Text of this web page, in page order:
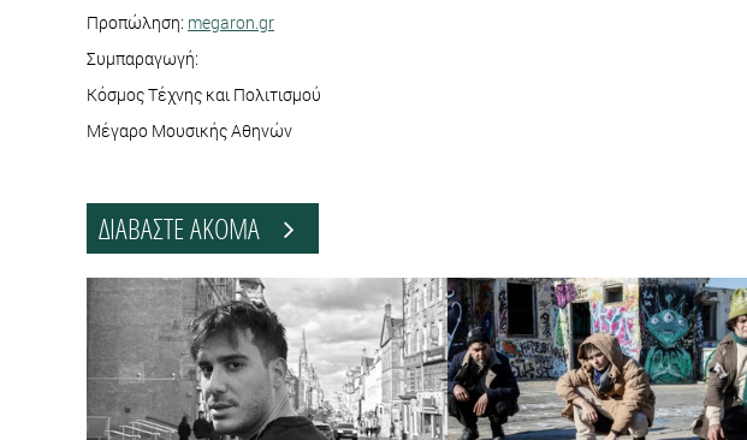
Προπώληση: megaron.gr
Συμπαραγωγή:
Κόσμος Τέχνης και Πολιτισμού
Μέγαρο Μουσικής Αθηνών
ΔΙΑΒΑΣΤΕ ΑΚΟΜΑ